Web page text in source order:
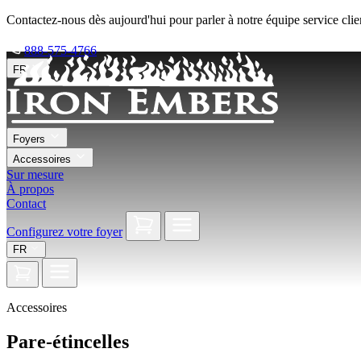
Contactez-nous dès aujourd'hui pour parler à notre équipe service
888-575-4766
FR
Foyers
Accessoires
Sur mesure
À propos
Contact
Configurez votre foyer
FR
Accessoires
Pare-étincelles